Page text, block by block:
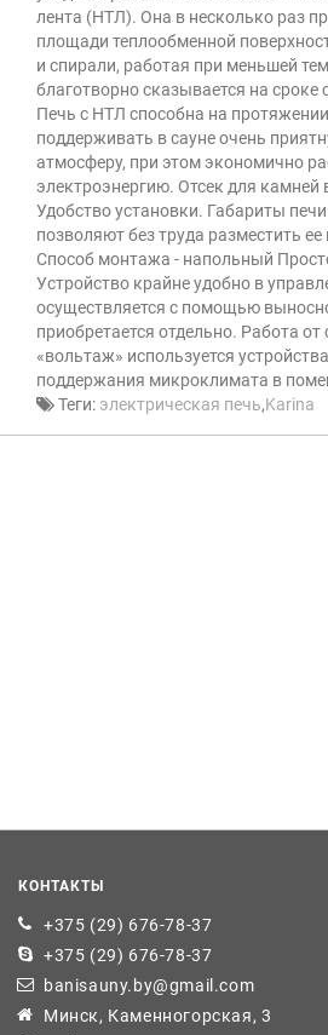
лента (НТЛ). Она в несколько раз
площади теплообменной
и спирали, работая при меньшей
благотворно сказывается на сроке
Печь с НТЛ способна на
поддерживать в сауне очень
атмосферу, при этом экономично
электроэнергию. Отсек для камней
Удобство установки. Габариты
позволяют без труда разместить
Способ монтажа - напольный
Устройство крайне удобно в
осуществляется с помощью
приобретается отдельно. Работа
«вольтаж» используется
поддержания микроклимата в
Теги: электрическая печь,Karina
КОНТАКТЫ
+375 (29) 676-78-37
+375 (29) 676-78-37
banisauny.by@gmail.com
Минск, Каменногорская, 3